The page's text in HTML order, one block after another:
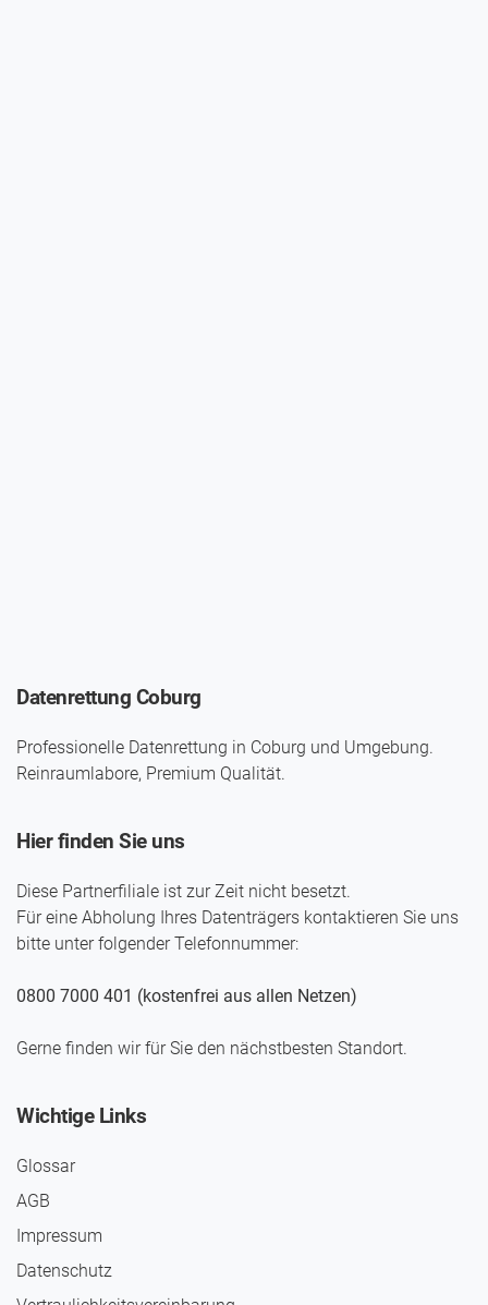
Datenrettung Coburg
Professionelle Datenrettung in Coburg und Umgebung.
Reinraumlabore, Premium Qualität.
Hier finden Sie uns
Diese Partnerfiliale ist zur Zeit nicht besetzt.
Für eine Abholung Ihres Daten­trägers kontaktieren Sie uns
bitte unter folgender Telefon­nummer:
0800 7000 401 (kostenfrei aus allen Netzen)
Gerne finden wir für Sie den nächst­besten Standort.
Wichtige Links
Glossar
AGB
Impressum
Daten­schutz